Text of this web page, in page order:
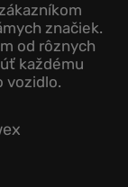
značiek.
od rôznych
každému
vozidlo.